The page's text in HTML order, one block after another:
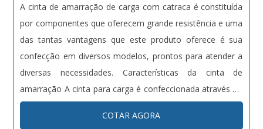
A cinta de amarração de carga com catraca é constituída
por componentes que oferecem grande resistência e uma
das tantas vantagens que este produto oferece é sua
confecção em diversos modelos, prontos para atender a
diversas necessidades. Características da cinta de
amarração A cinta para carga é confeccionada através do
poliéster, material de alta resistência e ótima durabilidade.
Por isso este equipamento possui: Propriedade para
COTAR AGORA